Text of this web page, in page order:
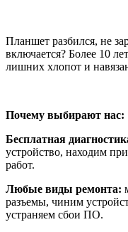
Планшет разбился, не
включается? Более 10
лишних хлопот и
Почему выбирают нас:
Бесплатная
устройство, находим
работ.
Любые виды ремонта:
разъемы, чиним
устраняем сбои ПО.